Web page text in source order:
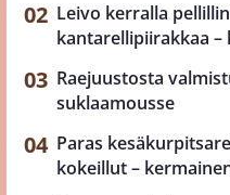
Leivo kerralla
kantarellipiirakkaa –
Raejuustosta
suklaamousse
Paras
kokeillut –